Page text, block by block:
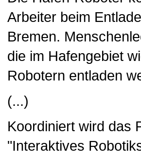
Arbeiter beim
Bremen.
die im Hafengebiet
Robotern entladen
(...)
Koordiniert wird das
"Interaktives